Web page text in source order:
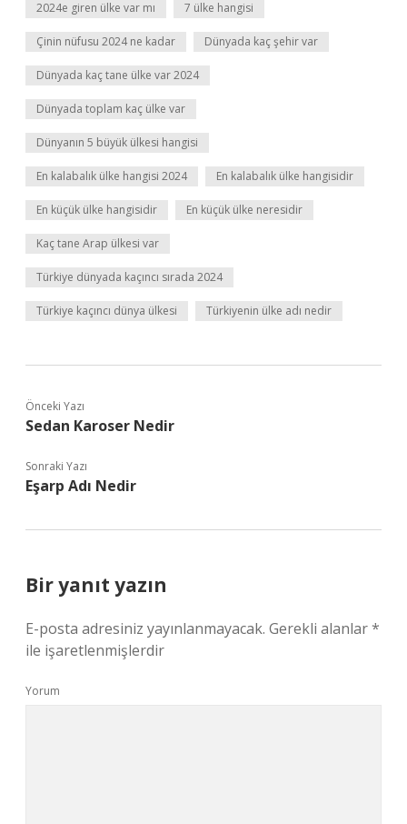
2024e giren ülke var mı 7 ülke hangisi
Çinin nüfusu 2024 ne kadar Dünyada kaç şehir var
Dünyada kaç tane ülke var 2024
Dünyada toplam kaç ülke var
Dünyanın 5 büyük ülkesi hangisi
En kalabalık ülke hangisi 2024 En kalabalık ülke hangisidir
En küçük ülke hangisidir En küçük ülke neresidir
Kaç tane Arap ülkesi var
Türkiye dünyada kaçıncı sırada 2024
Türkiye kaçıncı dünya ülkesi Türkiyenin ülke adı nedir
Önceki Yazı
Sedan Karoser Nedir
Sonraki Yazı
Eşarp Adı Nedir
Bir yanıt yazın
E-posta adresiniz yayınlanmayacak. Gerekli alanlar*
ile işaretlenmişlerdir
Yorum